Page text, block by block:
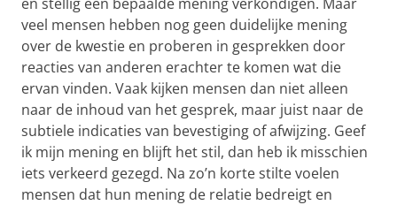
veel mensen hebben nog geen duidelijke mening
over de kwestie en proberen in gesprekken door
reacties van anderen erachter te komen wat die
ervan vinden. Vaak kijken mensen dan niet alleen
naar de inhoud van het gesprek, maar juist naar de
subtiele indicaties van bevestiging of afwijzing. Geef
ik mijn mening en blijft het stil, dan heb ik misschien
iets verkeerd gezegd. Na zo’n korte stilte voelen
mensen dat hun mening de relatie bedreigt en